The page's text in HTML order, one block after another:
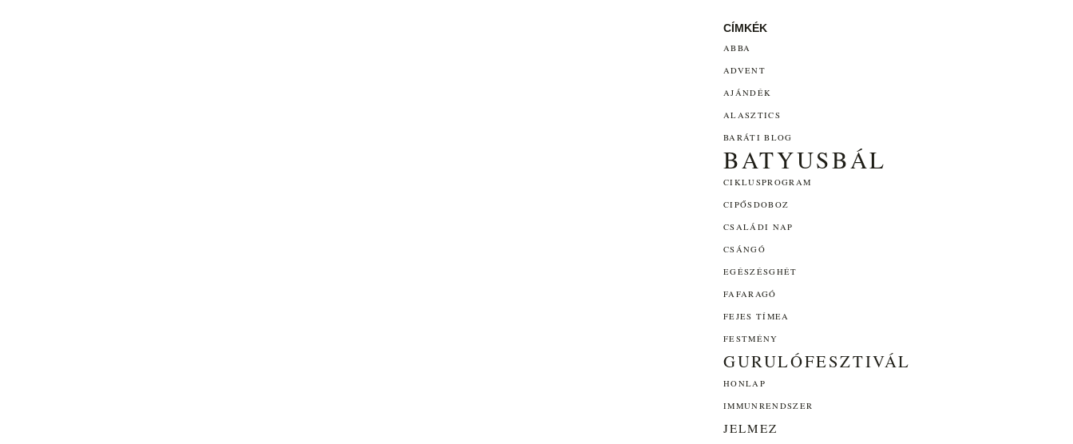
CÍMKÉK
ABBA
ADVENT
AJÁNDÉK
ALASZTICS
BARÁTI BLOG
BATYUSBÁL
CIKLUSPROGRAM
CIPŐSDOBOZ
CSALÁDI NAP
CSÁNGÓ
EGÉSZÉSGHÉT
FAFARAGÓ
FEJES TÍMEA
FESTMÉNY
GURULÓFESZTIVÁL
HONLAP
IMMUNRENDSZER
JELMEZ